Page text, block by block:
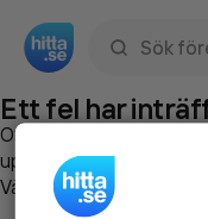
Ett fel har
Om du vill kan du
uppstod så att vi lättare
Vänligen försök med